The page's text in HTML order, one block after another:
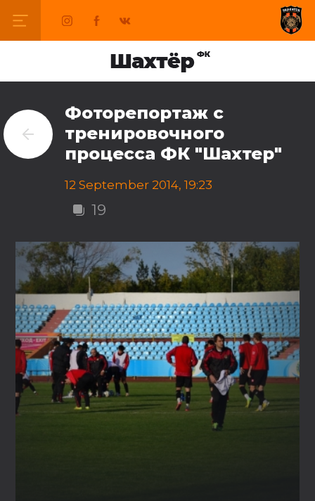
Фоторепортаж с
тренировочного
процесса ФК "Шахтер"
12 September 2014, 19:23
19